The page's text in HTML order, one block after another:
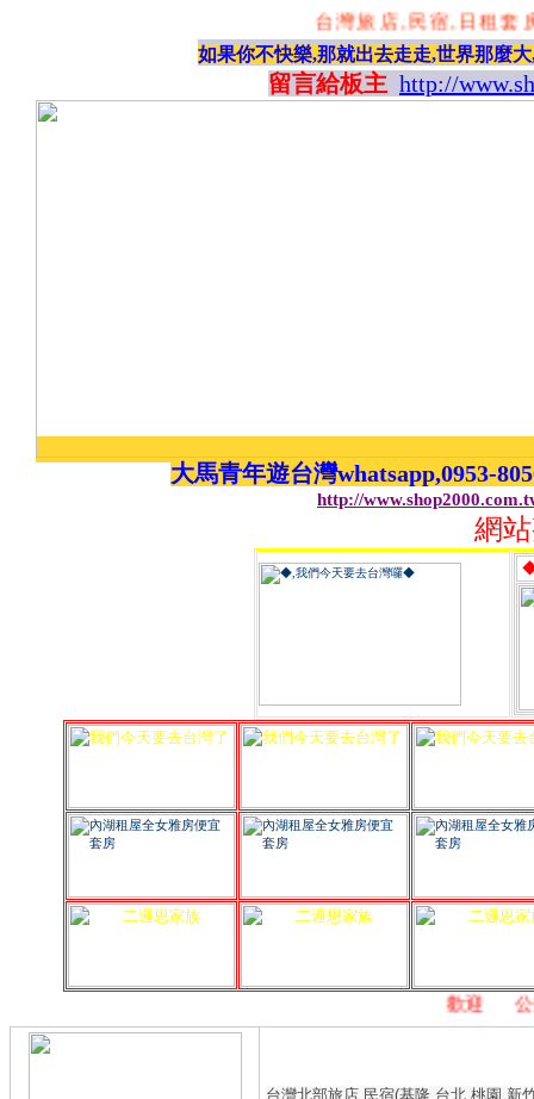
台灣旅店,民宿,日租套房
如果你不快樂,那就出去走走,世界那麼
留言給板主 http://
大馬青年遊台灣whatsapp,0953-
http://
網
◆
歡迎, 公益
台灣北部旅店,民宿(基隆,台北,桃園,